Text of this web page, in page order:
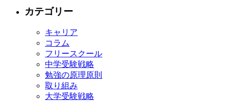
カテゴリー
キャリア
コラム
フリースクール
中学受験戦略
勉強の原理原則
取り組み
大学受験戦略